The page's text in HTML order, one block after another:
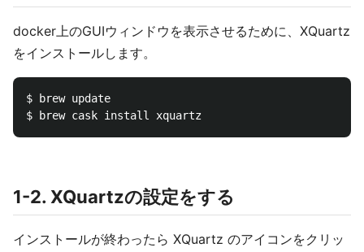
docker上のGUIウィンドウを表示させるために、XQuartz
をインストールします。
$ brew update
1-2. XQuartzの設定をする
インストールが終わったら XQuartz のアイコンをクリッ